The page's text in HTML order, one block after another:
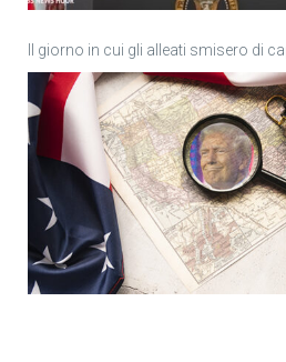
Il giorno in cui gli alleati smisero di